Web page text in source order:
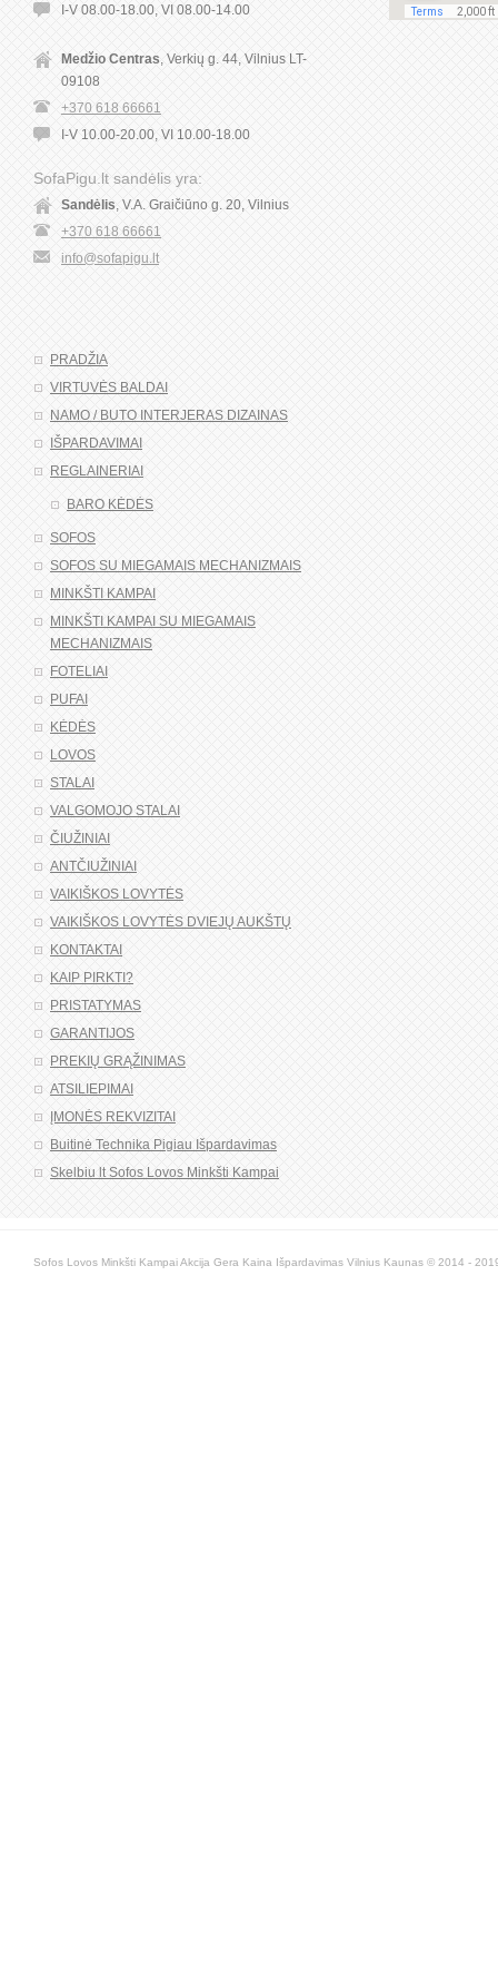
I-V 08.00-18.00, VI 08.00-14.00
Medžio Centras , Verkių g. 44, Vilnius LT-
09108
+370 618 66661
I-V 10.00-20.00, VI 10.00-18.00
SofaPigu.lt sandėlis yra:
Sandėlis , V.A. Graičiūno g. 20, Vilnius
+370 618 66661
info@sofapigu.lt
PRADŽIA
VIRTUVĖS BALDAI
NAMO / BUTO INTERJERAS DIZAINAS
IŠPARDAVIMAI
REGLAINERIAI
BARO KĖDĖS
SOFOS
SOFOS SU MIEGAMAIS MECHANIZMAIS
MINKŠTI KAMPAI
MINKŠTI KAMPAI SU MIEGAMAIS
MECHANIZMAIS
FOTELIAI
PUFAI
KĖDĖS
LOVOS
STALAI
VALGOMOJO STALAI
ČIUŽINIAI
ANTČIUŽINIAI
VAIKIŠKOS LOVYTĖS
VAIKIŠKOS LOVYTĖS DVIEJŲ AUKŠTŲ
KONTAKTAI
KAIP PIRKTI?
PRISTATYMAS
GARANTIJOS
PREKIŲ GRĄŽINIMAS
ATSILIEPIMAI
ĮMONĖS REKVIZITAI
Buitinė Technika Pigiau Išpardavimas
Skelbiu lt Sofos Lovos Minkšti Kampai
Sofos Lovos Minkšti Kampai Akcija Gera Kaina Išpardavimas Vilnius Kaunas © 2014 -